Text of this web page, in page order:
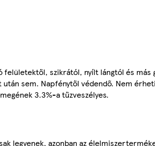
szikrától, nyílt lángtól és
után sem. Napfénytől védendő. Nem
3.3%-a tűzveszélyes.
legyenek, azonban az